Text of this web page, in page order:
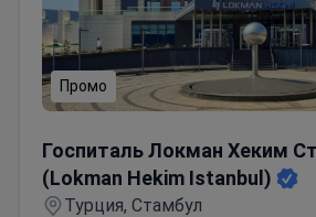
Промо
Госпиталь Локман Хеким
(Lokman Hekim Istanbul)
Турция, Стамбул